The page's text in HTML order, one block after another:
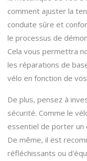
comment ajuster la
conduite sûre et
le processus de
Cela vous permettra
les réparations de
vélo en fonction de
De plus, pensez à
sécurité. Comme le
essentiel de porter un
De même, il est
réfléchissants ou